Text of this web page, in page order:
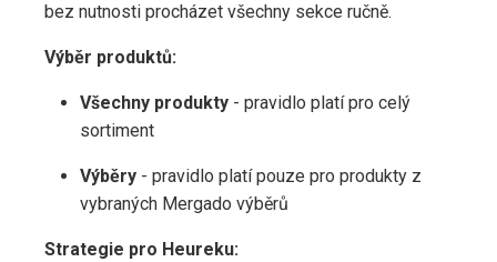
bez nutnosti procházet všechny sekce ručně.
Výběr produktů:
Všechny produkty - pravidlo platí pro celý
sortiment
Výběry - pravidlo platí pouze pro produkty z
vybraných Mergado výběrů
Strategie pro Heureku: